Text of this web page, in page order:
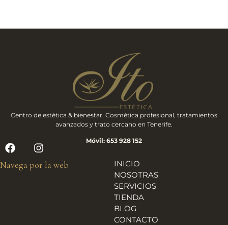
Centro de estética & bienestar. Cosmética profesional, tratamientos
avanzados y trato cercano en Tenerife.
Móvil: 653 928 152
Navega por la web
INICIO
NOSOTRAS
SERVICIOS
TIENDA
BLOG
CONTACTO